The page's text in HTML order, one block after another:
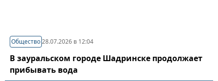
Общество28.07.2026 в 12:04
В зауральском городе Шадринске продолжает
прибывать вода